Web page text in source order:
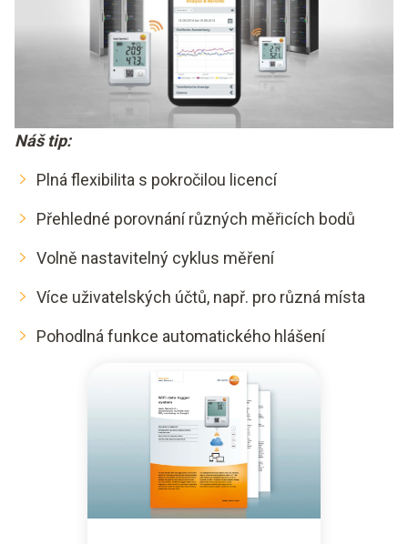
Náš tip:
Plná flexibilita s pokročilou licencí
Přehledné porovnání různých měřicích bodů
Volně nastavitelný cyklus měření
Více uživatelských účtů, např. pro různá místa
Pohodlná funkce automatického hlášení